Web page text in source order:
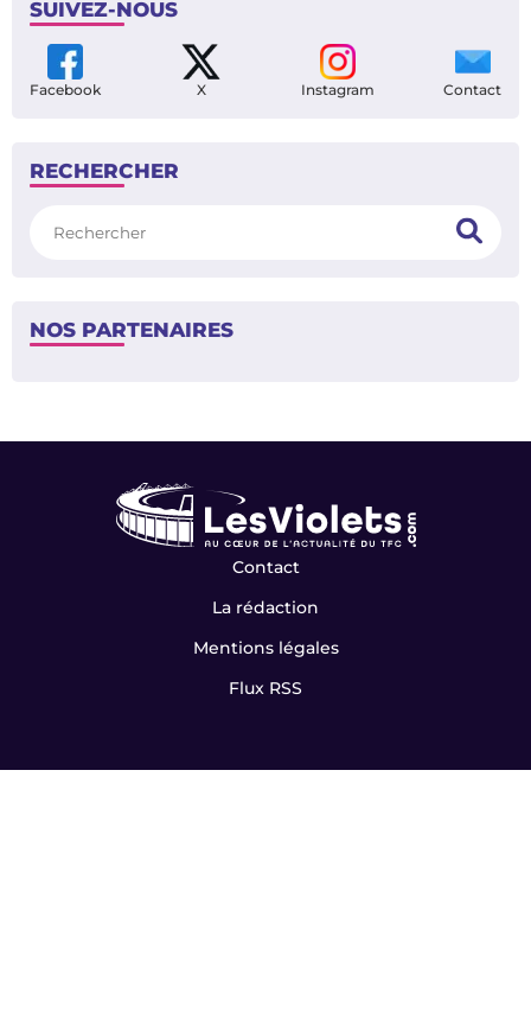
SUIVEZ-NOUS
Facebook X Instagram Contact
RECHERCHER
NOS PARTENAIRES
Contact
La rédaction
Mentions légales
Flux RSS